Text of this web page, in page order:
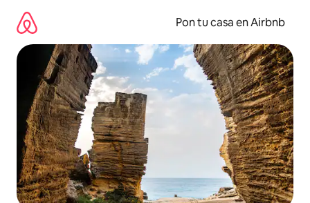
contenido
Pon tu casa en Airbnb